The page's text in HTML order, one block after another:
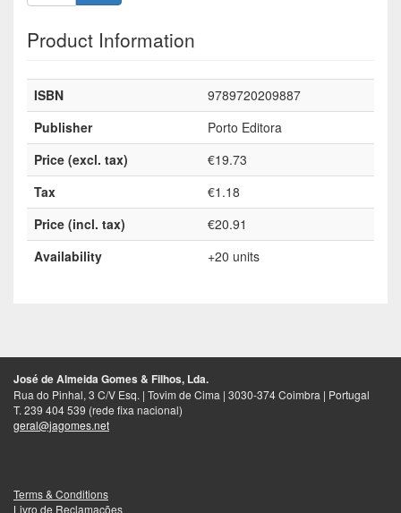
Product Information
ISBN
9789720209887
Publisher
Porto Editora
Price (excl. tax)
€19.73
Tax
€1.18
Price (incl. tax)
€20.91
Availability
+20 units
José de Almeida Gomes & Filhos, Lda.
Rua do Pinhal, 3 C/V Esq. | Tovim de Cima | 3030-374 Coimbra | Portugal
T. 239 404 539 (rede fixa nacional)
geral@jagomes.net
Terms & Conditions
Livro de Reclamações